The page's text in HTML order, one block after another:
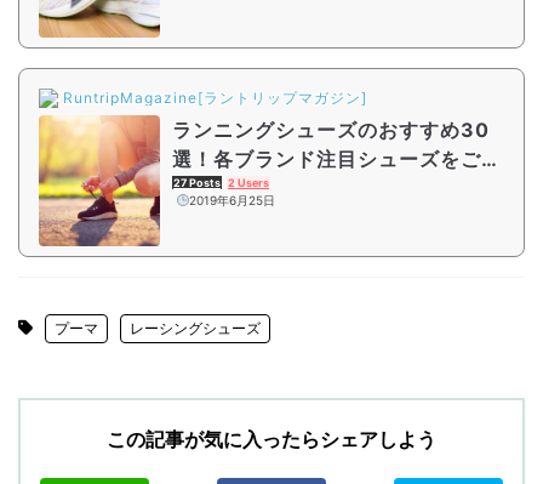
RuntripMagazine[ラントリップマガジン]
ランニングシューズのおすすめ30
選！各ブランド注目シューズをご紹
介
27 Posts 2 Users
2019年6月25日
プーマ レーシングシューズ
この記事が気に入ったらシェアしよう